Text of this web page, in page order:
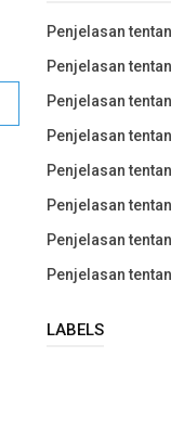
Penjelasan
Penjelasan
Penjelasan
Penjelasan
Penjelasan
Penjelasan
Penjelasan
Penjelasan
LABELS